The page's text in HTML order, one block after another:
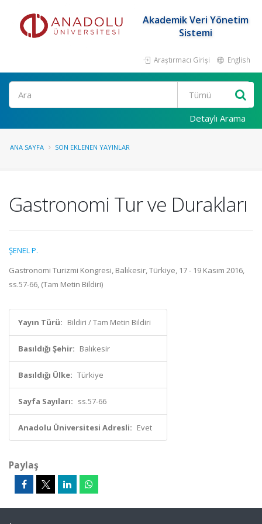
Akademik Veri Yönetim
Sistemi
Araştırmacı Girişi English
Ara
Detaylı Arama
ANA SAYFA SON EKLENEN YAYINLAR
Gastronomi Tur ve Durakları
ŞENEL P.
Gastronomi Turizmi Kongresi, Balıkesir, Türkiye, 17 - 19 Kasım 2016,
ss.57-66, (Tam Metin Bildiri)
Yayın Türü: Bildiri / Tam Metin Bildiri
Basıldığı Şehir: Balıkesir
Basıldığı Ülke: Türkiye
Sayfa Sayıları: ss.57-66
Anadolu Üniversitesi Adresli: Evet
Paylaş